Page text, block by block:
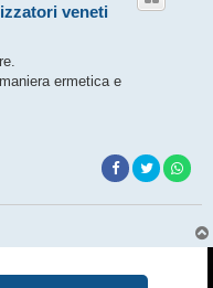
veneti
ermetica e